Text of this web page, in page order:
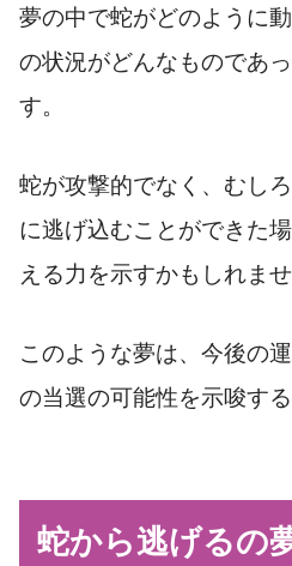
夢の中で蛇がどのように
の状況がどんなものであ
す。
蛇が攻撃的でなく、むし
に逃げ込むことができた
える力を示すかもしれませ
このような夢は、今後の
の当選の可能性を示唆す
蛇から逃げるの